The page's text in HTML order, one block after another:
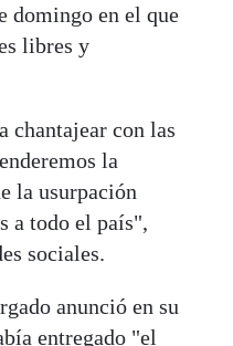
domingo en el que
libres y
chantajear con las
la
la usurpación
a todo el país",
sociales.
anunció en su
entregado "el